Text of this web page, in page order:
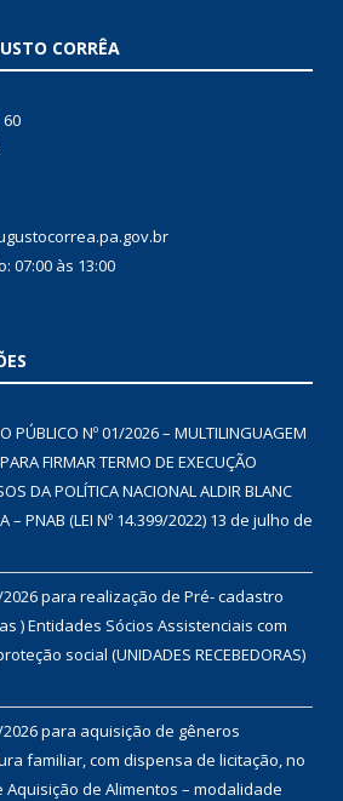
CORRÊA
07:00 às 13:00
PÚBLICO Nº 01/2026 – MULTILINGUAGEM
FIRMAR TERMO DE EXECUÇÃO
DA POLÍTICA NACIONAL ALDIR BLANC
– PNAB (LEI Nº 14.399/2022) 13 de julho de
para realização de Pré- cadastro
) Entidades Sócios Assistenciais com
social (UNIDADES RECEBEDORAS)
para aquisição de gêneros
familiar, com dispensa de licitação, no
Aquisição de Alimentos – modalidade